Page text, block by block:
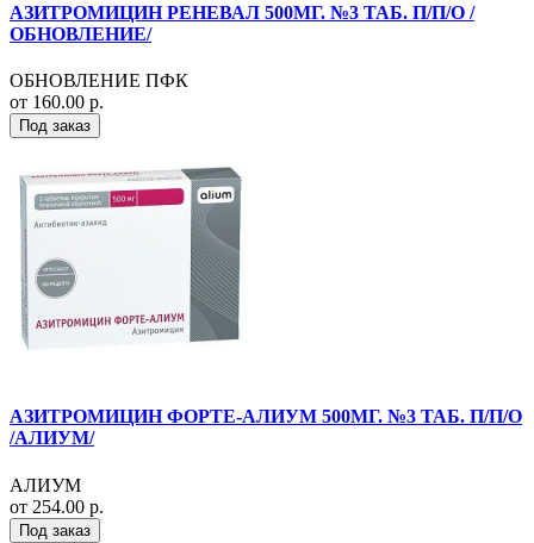
АЗИТРОМИЦИН РЕНЕВАЛ 500МГ. №3 ТАБ. П/П/О /
ОБНОВЛЕНИЕ/
ОБНОВЛЕНИЕ ПФК
от 160.00 р.
Под заказ
АЗИТРОМИЦИН ФОРТЕ-АЛИУМ 500МГ. №3 ТАБ. П/П/О
/АЛИУМ/
АЛИУМ
от 254.00 р.
Под заказ